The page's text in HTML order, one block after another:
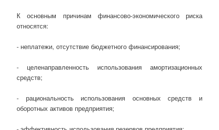
К основным причинам финансово-экономического риска
относятся:
- неплатежи, отсутствие бюджетного финансирования;
- целенаправленность использования амортизационных
средств;
- рациональность использования основных средств и
оборотных активов предприятия;